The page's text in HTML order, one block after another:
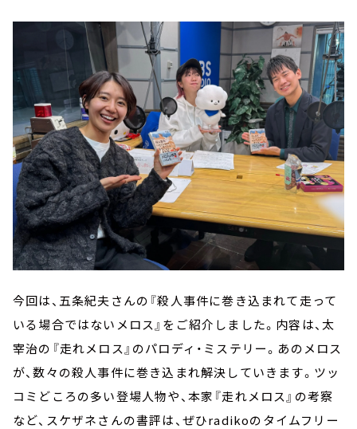
今回は、五条紀夫さんの『殺人事件に巻き込まれて走って
いる場合ではないメロス』をご紹介しました。内容は、太
宰治の『走れメロス』のパロディ・ミステリー。あのメロス
が、数々の殺人事件に巻き込まれ解決していきます。ツッ
コミどころの多い登場人物や、本家『走れメロス』の考察
など、スケザネさんの書評は、ぜひradikoのタイムフリー